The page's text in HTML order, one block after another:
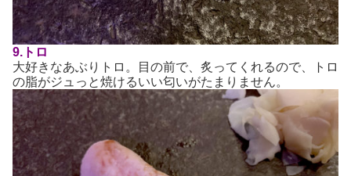
9.トロ
大好きなあぶりトロ。目の前で、炙ってくれるので、トロ
の脂がジュっと焼けるいい匂いがたまりません。